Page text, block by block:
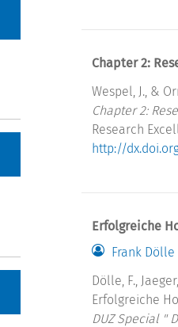
Chapter 2:
Wespel, J., &
Chapter 2:
Research
http://
Erfolgreiche
Frank Dölle
Dölle, F.,
Erfolgreiche
DUZ Special "